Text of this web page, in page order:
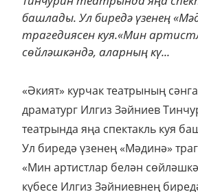
«Мин артистлар белән
күбесе Илгиз Зәйниевнең
куюын теләде», — ди театрның
«Мәдинә» пьесасын автор
ел элек язган. Ул пьеса буларак
утрлары» журналында да
Моңарчы бу әсәрнең куелганы
Моңарчы Илгиз Зәйниев
Аяз Гыйләҗевның «Өч аршын